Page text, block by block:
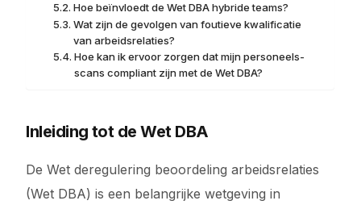
Hoe beïnvloedt de Wet DBA hybride teams?
Wat zijn de gevolgen van foutieve kwalificatie
van arbeidsrelaties?
Hoe kan ik ervoor zorgen dat mijn personeels-
scans compliant zijn met de Wet DBA?
Inleiding tot de Wet DBA
De Wet deregulering beoordeling arbeidsrelaties
(Wet DBA) is een belangrijke wetgeving in